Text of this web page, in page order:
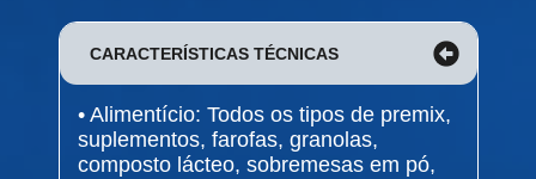
CARACTERÍSTICAS TÉCNICAS
• Alimentício: Todos os tipos de premix,
suplementos, farofas, granolas,
composto lácteo, sobremesas em pó,